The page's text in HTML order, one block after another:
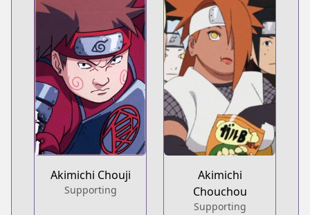
Akimichi Chouji
Supporting
Akimichi
Chouchou
Supporting